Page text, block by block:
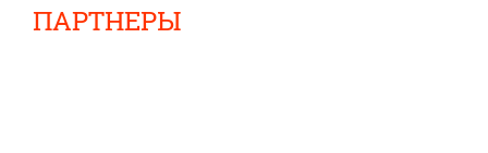
ПАРТНЕРЫ